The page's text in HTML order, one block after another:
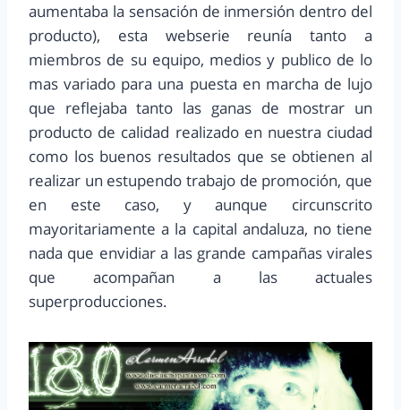
aumentaba la sensación de inmersión dentro del
producto), esta webserie reunía tanto a
miembros de su equipo, medios y publico de lo
mas variado para una puesta en marcha de lujo
que reflejaba tanto las ganas de mostrar un
producto de calidad realizado en nuestra ciudad
como los buenos resultados que se obtienen al
realizar un estupendo trabajo de promoción, que
en este caso, y aunque circunscrito
mayoritariamente a la capital andaluza, no tiene
nada que envidiar a las grande campañas virales
que acompañan a las actuales
superproducciones.